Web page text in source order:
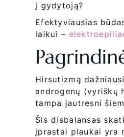
į gydytoją?
Efektyviausias
laikui –
Hirsutizmą
androgenų (vyriškų
tampa jautresni
Šis disbalansas
įprastai plaukai yra